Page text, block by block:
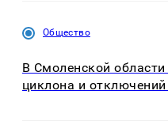
Общество
В Смоленской
циклона и отключений